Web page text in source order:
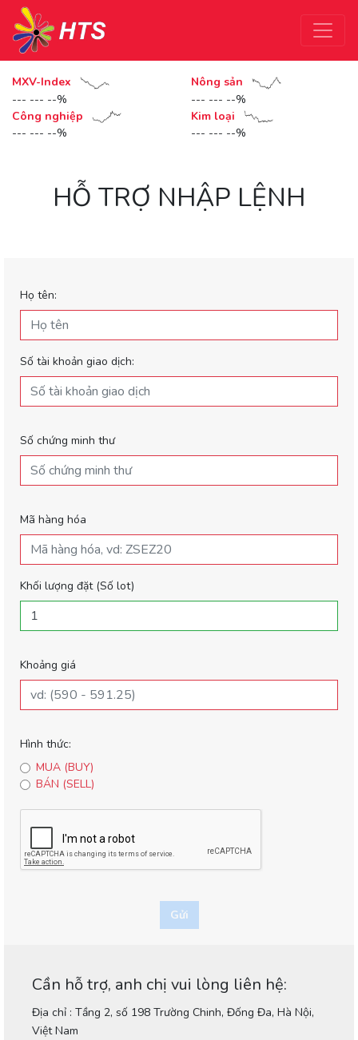
MXV-Index
--- --- --%
Nông sản
--- --- --%
Công nghiệp
--- --- --%
Kim loại
--- --- --%
HỖ TRỢ NHẬP LỆNH
Họ tên:
Số tài khoản giao dịch:
Số chứng minh thư
Mã hàng hóa
Khối lượng đặt (Số lot)
Khoảng giá
Hình thức:
MUA (BUY)
BÁN (SELL)
Gửi
Cần hỗ trợ, anh chị vui lòng liên hệ:
Địa chỉ : Tầng 2, số 198 Trường Chinh, Đống Đa, Hà Nội,
Việt Nam